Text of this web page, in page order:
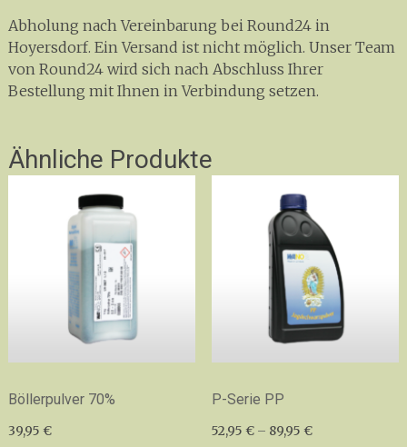
Abholung nach Vereinbarung bei Round24 in
Hoyersdorf. Ein Versand ist nicht möglich. Unser Team
von Round24 wird sich nach Abschluss Ihrer
Bestellung mit Ihnen in Verbindung setzen.
Ähnliche Produkte
Böllerpulver 70%
39,95 €
P-Serie PP
52,95 €– 89,95 €